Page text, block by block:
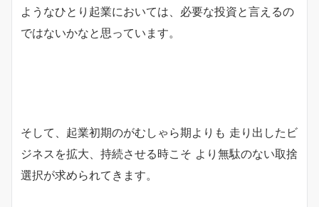
ようなひとり起業においては、必要な投資と言えるの
ではないかなと思っています。
そして、起業初期のがむしゃら期よりも 走り出したビ
ジネスを拡大、持続させる時こそ より無駄のない取捨
選択が求められてきます。